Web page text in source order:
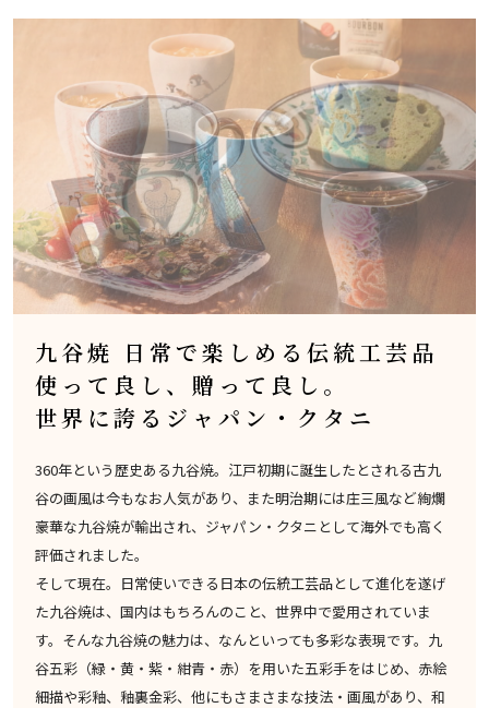
九谷焼 日常で楽しめる伝統工芸品
使って良し、贈って良し。
世界に誇るジャパン・クタニ
360年という歴史ある九谷焼。江戸初期に誕生したとされる古九
谷の画風は今もなお人気があり、また明治期には庄三風など絢爛
豪華な九谷焼が輸出され、ジャパン・クタニとして海外でも高く
評価されました。
そして現在。日常使いできる日本の伝統工芸品として進化を遂げ
た九谷焼は、国内はもちろんのこと、世界中で愛用されていま
す。そんな九谷焼の魅力は、なんといっても多彩な表現です。九
谷五彩（緑・黄・紫・紺青・赤）を用いた五彩手をはじめ、赤絵
細描や彩釉、釉裏金彩、他にもさまさまな技法・画風があり、和